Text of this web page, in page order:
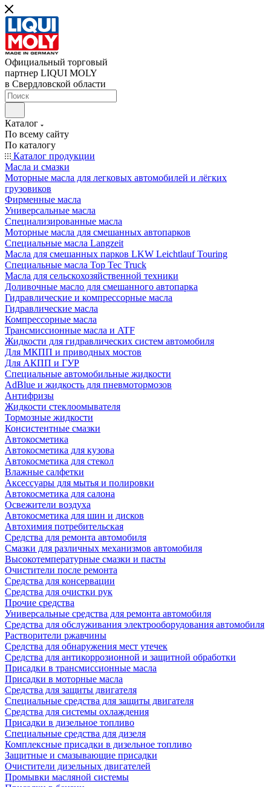
Официальный торговый
партнер LIQUI MOLY
в Свердловской области
Каталог
По всему сайту
По каталогу
Каталог продукции
Масла и смазки
Моторные масла для легковых автомобилей и лёгких
грузовиков
Фирменные масла
Универсальные масла
Специализированные масла
Моторные масла для смешанных автопарков
Специальные масла Langzeit
Масла для смешанных парков LKW Leichtlauf Touring
Специальные масла Top Tec Truck
Масла для сельскохозяйственной техники
Доливочные масло для смешанного автопарка
Гидравлические и компрессорные масла
Гидравлические масла
Компрессорные масла
Трансмиссионные масла и ATF
Жидкости для гидравлических систем автомобиля
Для МКПП и приводных мостов
Для АКПП и ГУР
Специальные автомобильные жидкости
AdBlue и жидкость для пневмотормозов
Антифризы
Жидкости стеклоомывателя
Тормозные жидкости
Консистентные смазки
Автокосметика
Автокосметика для кузова
Автокосметика для стекол
Влажные салфетки
Аксессуары для мытья и полировки
Автокосметика для салона
Освежители воздуха
Автокосметика для шин и дисков
Автохимия потребительская
Средства для ремонта автомобиля
Смазки для различных механизмов автомобиля
Высокотемпературные смазки и пасты
Очистители после ремонта
Средства для консервации
Средства для очистки рук
Прочие средства
Универсальные средства для ремонта автомобиля
Средства для обслуживания электрооборудования автомобиля
Растворители ржавчины
Средства для обнаружения мест утечек
Средства для антикоррозионной и защитной обработки
Присадки в трансмиссионные масла
Присадки в моторные масла
Средства для защиты двигателя
Специальныe средства для защиты двигателя
Средства для системы охлаждения
Присадки в дизельное топливо
Спeциальные средства для дизеля
Комплексные присадки в дизельное топливо
Защитные и смазывающие присадки
Очистители дизельных двигателей
Промывки масляной системы